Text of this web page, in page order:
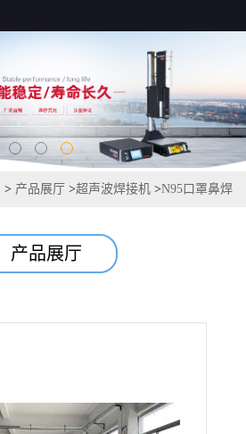
> 产品展厅 >超声波焊接机 >N95口罩鼻焊
产品展厅